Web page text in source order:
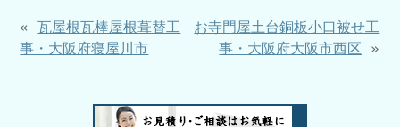
«瓦屋根瓦棒屋根葺替工
事・大阪府寝屋川市
お寺門屋土台銅板小口被せ工
事・大阪府大阪市西区 »